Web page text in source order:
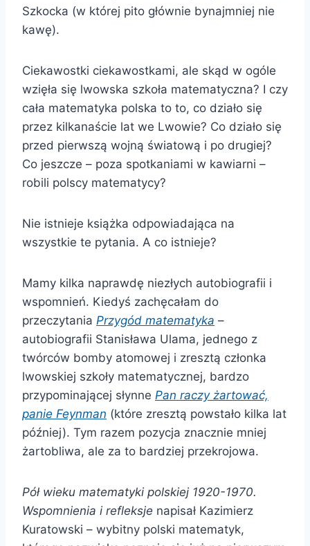
Szkocka (w której pito głównie bynajmniej nie
kawę).
Ciekawostki ciekawostkami, ale skąd w ogóle
wzięła się lwowska szkoła matematyczna? I czy
cała matematyka polska to to, co działo się
przez kilkanaście lat we Lwowie? Co działo się
przed pierwszą wojną światową i po drugiej?
Co jeszcze – poza spotkaniami w kawiarni –
robili polscy matematycy?
Nie istnieje książka odpowiadająca na
wszystkie te pytania. A co istnieje?
Mamy kilka naprawdę niezłych autobiografii i
wspomnień. Kiedyś zachęcałam do
przeczytania Przygód matematyka –
autobiografii Stanisława Ulama, jednego z
twórców bomby atomowej i zresztą członka
lwowskiej szkoły matematycznej, bardzo
przypominającej słynne Pan raczy żartować,
panie Feynman (które zresztą powstało kilka lat
później). Tym razem pozycja znacznie mniej
żartobliwa, ale za to bardziej przekrojowa.
Pół wieku matematyki polskiej 1920-1970.
Wspomnienia i refleksje napisał Kazimierz
Kuratowski – wybitny polski matematyk,